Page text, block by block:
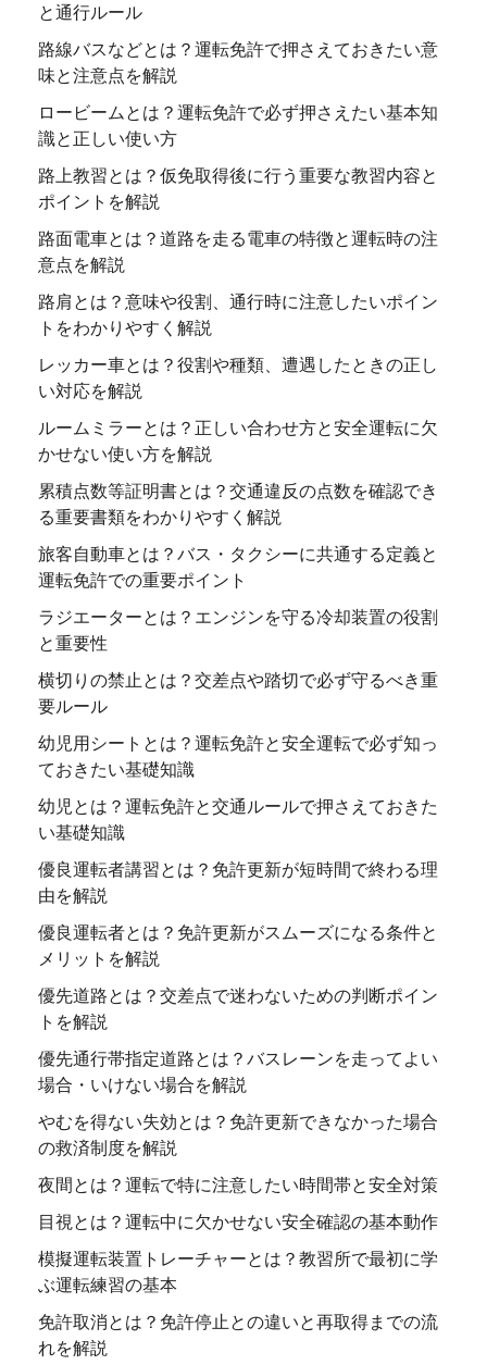
と通行ルール
路線バスなどとは？運転免許で押さえておきたい意
味と注意点を解説
ロービームとは？運転免許で必ず押さえたい基本知
識と正しい使い方
路上教習とは？仮免取得後に行う重要な教習内容と
ポイントを解説
路面電車とは？道路を走る電車の特徴と運転時の注
意点を解説
路肩とは？意味や役割、通行時に注意したいポイン
トをわかりやすく解説
レッカー車とは？役割や種類、遭遇したときの正し
い対応を解説
ルームミラーとは？正しい合わせ方と安全運転に欠
かせない使い方を解説
累積点数等証明書とは？交通違反の点数を確認でき
る重要書類をわかりやすく解説
旅客自動車とは？バス・タクシーに共通する定義と
運転免許での重要ポイント
ラジエーターとは？エンジンを守る冷却装置の役割
と重要性
横切りの禁止とは？交差点や踏切で必ず守るべき重
要ルール
幼児用シートとは？運転免許と安全運転で必ず知っ
ておきたい基礎知識
幼児とは？運転免許と交通ルールで押さえておきた
い基礎知識
優良運転者講習とは？免許更新が短時間で終わる理
由を解説
優良運転者とは？免許更新がスムーズになる条件と
メリットを解説
優先道路とは？交差点で迷わないための判断ポイン
トを解説
優先通行帯指定道路とは？バスレーンを走ってよい
場合・いけない場合を解説
やむを得ない失効とは？免許更新できなかった場合
の救済制度を解説
夜間とは？運転で特に注意したい時間帯と安全対策
目視とは？運転中に欠かせない安全確認の基本動作
模擬運転装置トレーチャーとは？教習所で最初に学
ぶ運転練習の基本
免許取消とは？免許停止との違いと再取得までの流
れを解説